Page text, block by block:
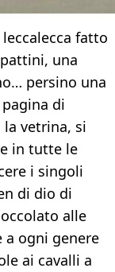
fatto
una
persino una
di
vetrina, si
in tutte le
i singoli
di dio di
alle
a ogni genere
ai cavalli a